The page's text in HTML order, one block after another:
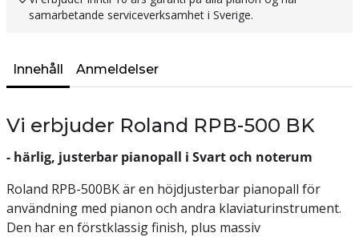
samarbetande serviceverksamhet i Sverige.
Innehåll Anmeldelser
Vi erbjuder Roland RPB-500 BK
- härlig, justerbar pianopall i Svart och noterum
Roland RPB-500BK är en höjdjusterbar pianopall för
användning med pianon och andra klaviaturinstrument.
Den har en förstklassig finish, plus massiv